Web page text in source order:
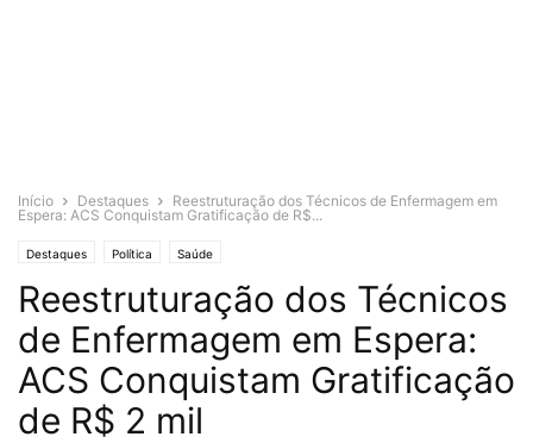
Início Destaques
Reestruturação dos Técnicos de Enfermagem em
Espera: ACS Conquistam Gratificação de R$...
Destaques Política Saúde
Reestruturação dos Técnicos
de Enfermagem em Espera:
ACS Conquistam Gratificação
de R$ 2 mil